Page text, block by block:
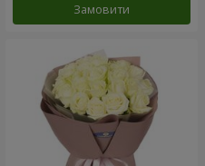
Замовити